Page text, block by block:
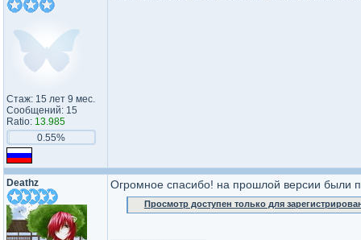
Стаж: 15 лет 9 мес.
Сообщений: 15
Ratio: 13.985
0.55%
Deathz Огромное спасибо! на прошлой версии были
Просмотр доступен только для